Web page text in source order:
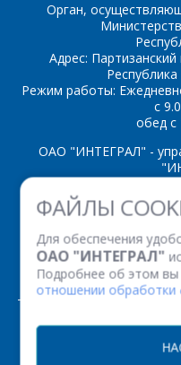
ФАЙЛЫ
Для обеспечения
ОАО "ИНТЕГРАЛ"
Подробнее об этом
отношении обработки
Орган,
Адрес:
Режим работы:
с
обед с
ОАО "ИНТЕГРАЛ" -
ул. Казинца И.П.,
Факс: (+375 17)
Рег. номер
© 2026.
-
поля
* -
поля